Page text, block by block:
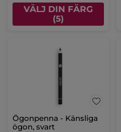
VÄLJ DIN FÄRG
(5)
Ögonpenna - Känsliga
ögon, svart